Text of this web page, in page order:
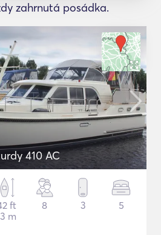
zahrnutá posádka.
410 AC
ft
m
8 3 5